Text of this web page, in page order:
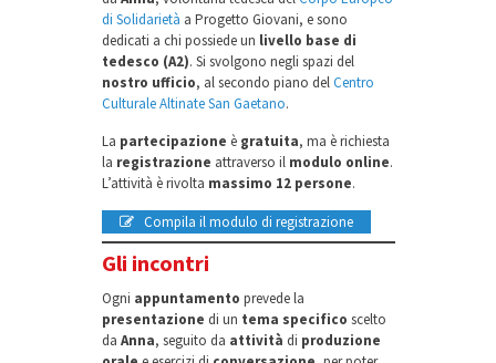
di Solidarietà a Progetto Giovani, e sono
dedicati a chi possiede un livello base di
tedesco (A2). Si svolgono negli spazi del
nostro ufficio, al secondo piano delCentro
Culturale Altinate San Gaetano.
La partecipazione è gratuita, ma è richiesta
la registrazione attraverso il modulo online.
L’attività è rivolta massimo 12 persone.
Compila il modulo di registrazione
Gli incontri
Ogni appuntamento prevede la
presentazione di un tema specifico scelto
da Anna, seguito da attività di produzione